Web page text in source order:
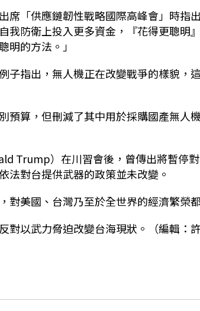
席「供應鏈韌性戰略國際高峰會」時指
我防衛上投入更多資金，『花得更聰明
明的方法。」
子指出，無人機正在改變戰爭的樣貌，
預算，但刪減了其中用於採購國產無人
Trump）在川習會後，曾傳出將暫停
法對台提供武器的政策並未改變。
對美國、台灣乃至於全世界的經濟繁榮都
對以武力脅迫改變台海現狀。（編輯：許